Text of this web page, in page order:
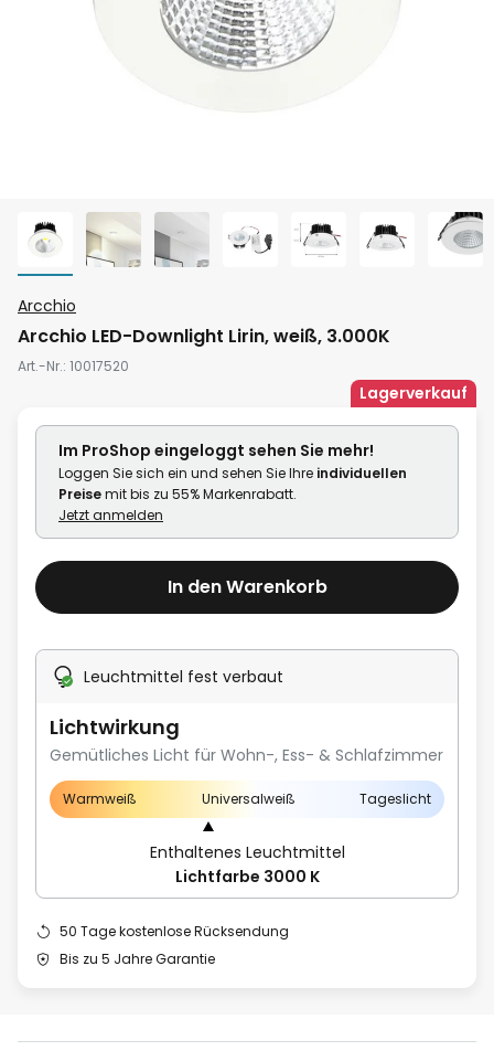
Anfang
der
Bildgalerie
Arcchio
Arcchio LED-Downlight Lirin, weiß, 3.000K
Art.-Nr. 10017520
Lagerverkauf
Im ProShop eingeloggt sehen Sie mehr!
Loggen Sie sich ein und sehen Sie Ihre individuellen
Preisemit bis zu 55% Markenrabatt.
Jetzt anmelden
In den Warenkorb
Leuchtmittel fest verbaut
Lichtwirkung
Gemütliches Licht für Wohn-, Ess- & Schlafzimmer
Warmweiß Universalweiß Tageslicht
Enthaltenes Leuchtmittel
Lichtfarbe 3000 K
50 Tage kostenlose Rücksendung
Bis zu 5 Jahre Garantie